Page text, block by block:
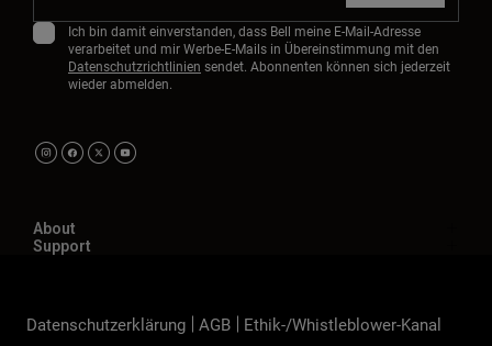
Ich bin damit einverstanden, dass Bell meine E-Mail-Adresse
verarbeitet und mir Werbe-E-Mails in Übereinstimmung mit den
Datenschutzrichtlinien sendet. Abonnenten können sich jederzeit
wieder abmelden.
About
Support
Datenschutzerklärung AGB Ethik-/Whistleblower-Kanal